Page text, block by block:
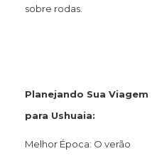
sobre rodas.
Planejando Sua Viagem
para Ushuaia:
Melhor Época: O verão